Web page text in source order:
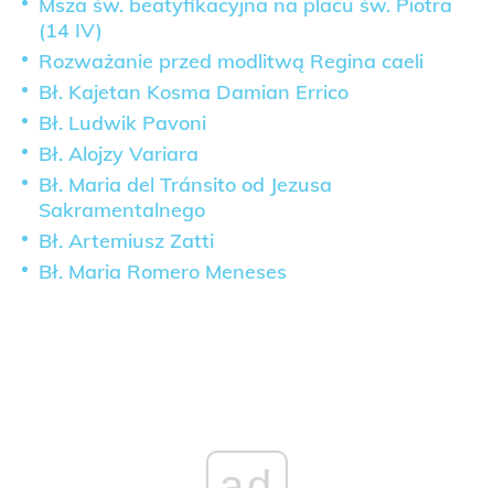
Msza św. beatyfikacyjna na placu św. Piotra
(14 IV)
Rozważanie przed modlitwą Regina caeli
Bł. Kajetan Kosma Damian Errico
Bł. Ludwik Pavoni
Bł. Alojzy Variara
Bł. Maria del Tránsito od Jezusa
Sakramentalnego
Bł. Artemiusz Zatti
Bł. Maria Romero Meneses